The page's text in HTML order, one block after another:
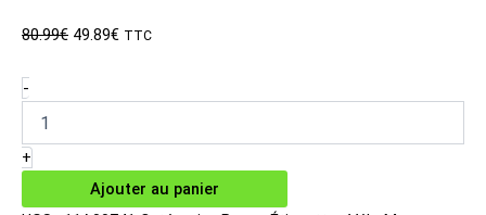
80.99€ Le
49.89€LeTTC
-
de
Pneu
souple
VTT
+
Ajouter au panier